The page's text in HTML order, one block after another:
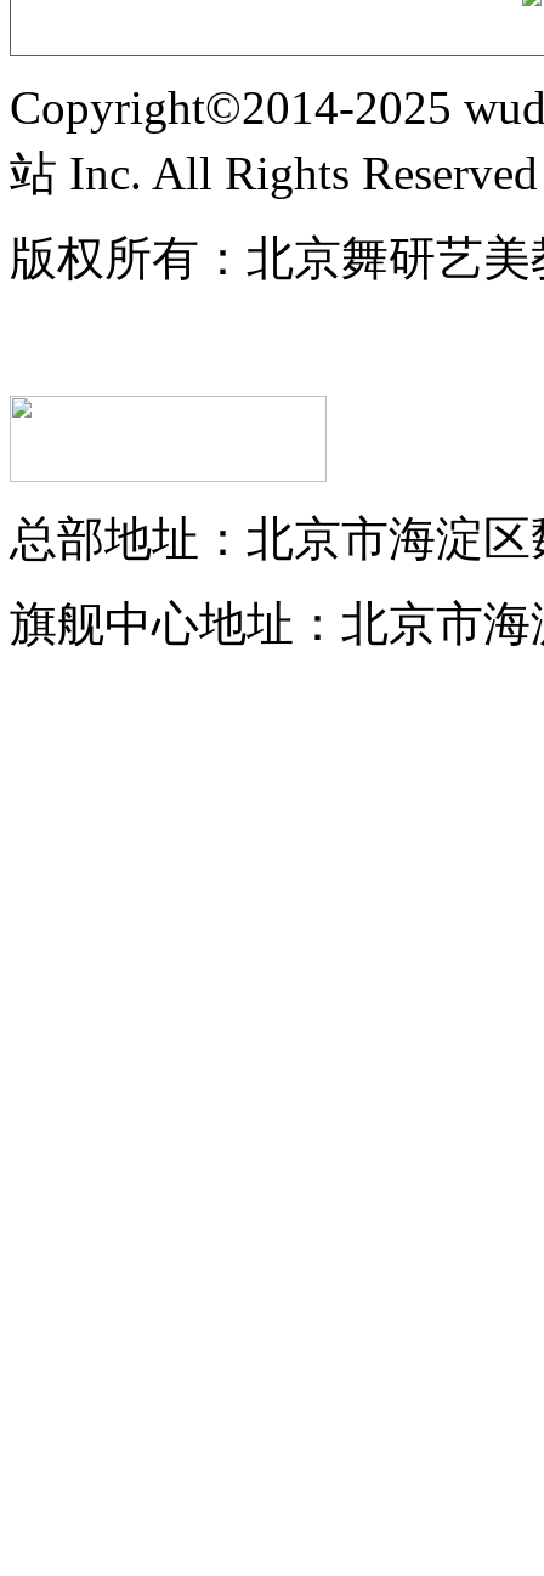
Copyright©2014-2025
站 Inc. All Rights Reserved
版权所有：北京舞研艺
总部地址：北京市海淀
旗舰中心地址：北京市